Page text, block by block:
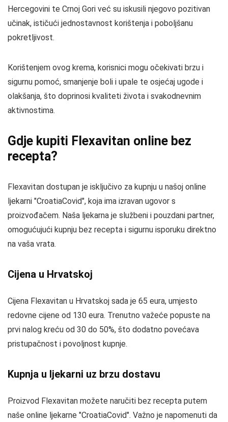
Hercegovini te Crnoj Gori već su iskusili njegovo pozitivan
učinak, ističući jednostavnost korištenja i poboljšanu
pokretljivost.
Korištenjem ovog krema, korisnici mogu očekivati brzu i
sigurnu pomoć, smanjenje boli i upale te osjećaj ugode i
olakšanja, što doprinosi kvaliteti života i svakodnevnim
aktivnostima.
Gdje kupiti Flexavitan online bez
recepta?
Flexavitan dostupan je isključivo za kupnju u našoj online
ljekarni "CroatiaCovid", koja ima izravan ugovor s
proizvođačem. Naša ljekarna je službeni i pouzdani partner,
omogućujući kupnju bez recepta i sigurnu isporuku direktno
na vaša vrata.
Cijena u Hrvatskoj
Cijena Flexavitan u Hrvatskoj sada je 65 eura, umjesto
redovne cijene od 130 eura. Trenutno važeće popuste na
prvi nalog kreću od 30 do 50%, što dodatno povećava
pristupačnost i povoljnost kupnje.
Kupnja u ljekarni uz brzu dostavu
Proizvod Flexavitan možete naručiti bez recepta putem
naše online ljekarne "CroatiaCovid". Važno je napomenuti da